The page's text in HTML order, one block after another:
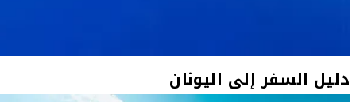
دليل السفر إلى اليونان